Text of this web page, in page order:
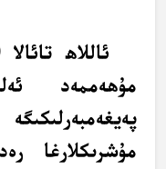
مۇھەممەد
مۇشرىكلارغا